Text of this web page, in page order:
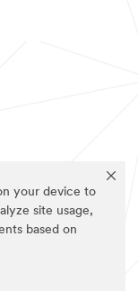
your device to
site usage,
based on